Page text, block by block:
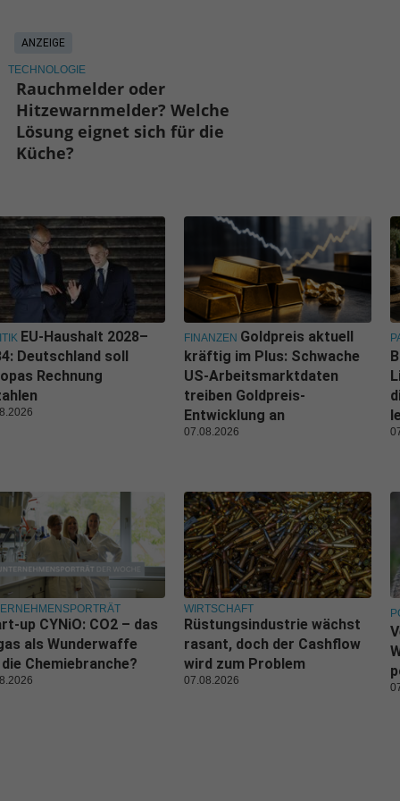
ANZEIGE
TECHNOLOGIE
Rauchmelder oder
Hitzewarnmelder? Welche
Lösung eignet sich für die
Küche?
EU-Haushalt 2028–
Deutschland soll
Rechnung
FINANZEN Goldpreis aktuell
kräftig im Plus: Schwache
US-Arbeitsmarktdaten
treiben Goldpreis-
Entwicklung an
07.08.2026
up CYNiO: CO2 – das
als Wunderwaffe
Chemiebranche?
WIRTSCHAFT
Rüstungsindustrie wächst
rasant, doch der Cashflow
wird zum Problem
07.08.2026